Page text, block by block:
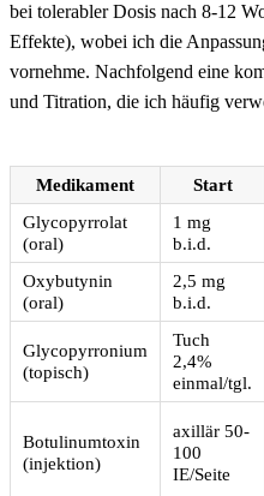
bei​ tolerabler Dosis nach 8-12
Effekte), wobei ich die
‌vornehme. Nachfolgend ⁢eine
und‍ Titration, ​die ich häufig
Medikament Start
Glycopyrrolat‍
(oral)
1 mg⁣
b.i.d.
Oxybutynin
(oral)
2,5 mg
b.i.d.
Glycopyrronium
(topisch)
Tuch
‍2,4%
einmal/tgl.
Botulinumtoxin⁢
(injektion)
axillär 50-
100
IE/Seite